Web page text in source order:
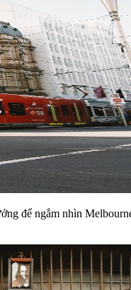
để ngắm nhìn